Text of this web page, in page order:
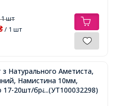
шт
/ 1 шт
з Натурального Аметиста,
Намистина 10мм,
17-20шт/браслет,...(УТ100032298)